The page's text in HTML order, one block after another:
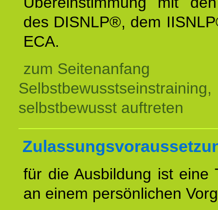
des DISNLP®, dem
ECA.
zum Seitenanfang
Selbstbewusstseinstraining,
selbstbewusst auftreten
für die Ausbildung ist eine
an einem persönlichen